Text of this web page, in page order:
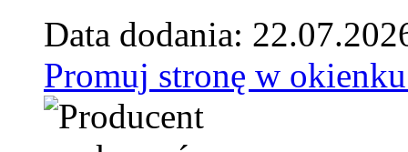
Data dodania:
Promuj stronę w